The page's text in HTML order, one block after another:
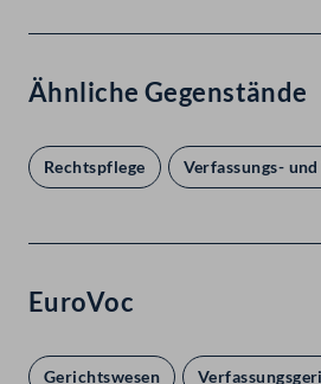
Ähnliche Gegenstände
Rechtspflege Verfassungs-
EuroVoc
Gerichtswesen